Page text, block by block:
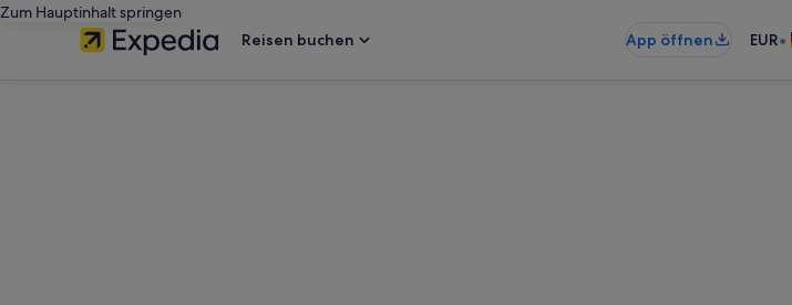
Zum Hauptinhalt springen
Reisen buchen
App öffnen EUR•